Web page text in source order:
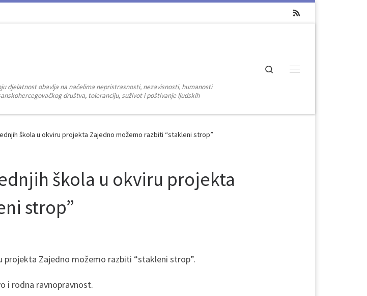
djelatnost obavlja na načelima nepristrasnosti, nezavisnosti, humanosti
društva, toleranciju, suživot i poštivanje ljudskih
Search
škola u okviru projekta Zajedno možemo razbiti “stakleni strop”
škola u okviru projekta
strop”
projekta Zajedno možemo razbiti “stakleni strop”.
i rodna ravnopravnost.